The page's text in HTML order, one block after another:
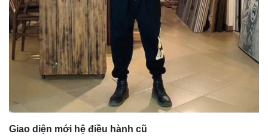
Giao diện mới hệ điều hành cũ